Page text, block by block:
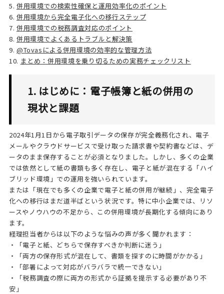
5. 併用環境での検索性確保と運用効率化のポイント
6. 併用環境から完全電子化への移行ステップ
7. 併用環境での税務調査対応のポイント
8. 併用環境でよくあるトラブルと解決策
9. @Tovasによる併用環境の効率的な管理方法
10. まとめ：併用環境を乗り切るための実務チェックリスト
1. はじめに：電子帳簿と紙の併用の
現状と課題
2024年1月1日から電子取引データの保存が完全義務化され、電子
メールやクラウドサービスで受け取った請求書や契約書などは、デ
ータのまま保存することが必須となりました。しかし、多くの企業
では依然として紙の書類も多く存在し、電子と紙が混在する「ハイ
ブリッド環境」での運用を強いられています。
または「現在でも多くの企業で電子と紙の併用が継続」、完全電子
化への移行はまだ道半ばという状況です。特に中小企業では、リソ
ースやノウハウの不足から、この併用環境が長期化する傾向にあり
ます。
経理担当者からは以下のような悩みの声が多く聞かれます：
・「電子と紙、どちらで保存すべきか判断に迷う」
・「両方の保存形式が混在して、書類を探すのに時間がかかる」
・「部署によって対応がバラバラで統一できない」
・「税務調査の際に両方の形式から証拠を提示する必要があり不
安」